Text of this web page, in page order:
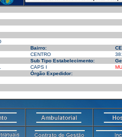
Bairro:
CENTRO
Sub Tipo Estabelecimento:
CAPS I
Órgão Expedidor: